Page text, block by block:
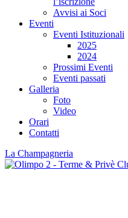
Avvisi ai Soci
Eventi
Eventi Istituzionali
2025
2024
Prossimi Eventi
Eventi passati
Galleria
Foto
Video
Orari
Contatti
La Champagneria